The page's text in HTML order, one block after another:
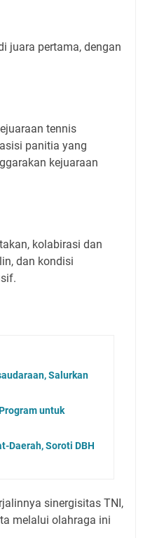
juara pertama, dengan
tennis
panitia yang
kejuaraan
kolabirasi dan
dan kondisi
Salurkan
untuk
Daerah, Soroti DBH
sinergisitas TNI,
melalui olahraga ini